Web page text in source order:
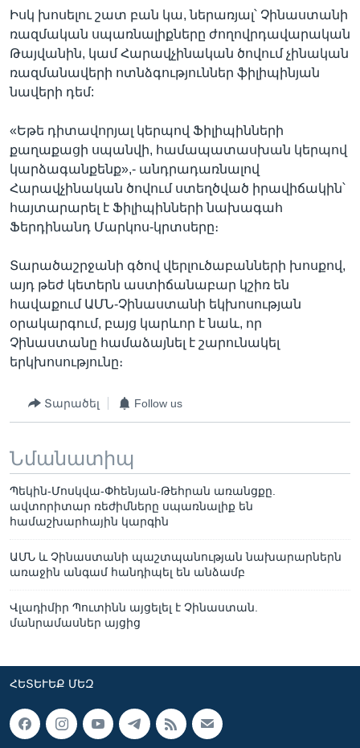
Իսկ խոսելու շատ բան կա, ներառյալ՝ Չինաստանի
ռազմական սպառնալիքները ժողովրդավարական
Թայվանին, կամ Հարավչինական ծովում չինական
ռազմանավերի ոտնձգություններ ֆիլիպինյան
նավերի դեմ:
«Եթե դիտավորյալ կերպով Ֆիլիպինների
քաղաքացի սպանվի, համապատասխան կերպով
կարձագանքենք»,- անդրադառնալով
Հարավչինական ծովում ստեղծված իրավիճակին՝
հայտարարել է Ֆիլիպինների նախագահ
Ֆերդինանդ Մարկոս-կրտսերը։
Տարածաշրջանի գծով վերլուծաբանների խոսքով,
այդ թեժ կետերն աստիճանաբար կշիռ են
հավաքում ԱՄՆ-Չինաստանի եկխոսության
օրակարգում, բայց կարևոր է նաև, որ
Չինաստանը համաձայնել է շարունակել
երկխոսությունը։
Տարածել Follow us
Նմանատիպ
Պեկին-Մոսկվա-Փհենյան-Թեհրան առանցքը.
ավտորիտար ռեժիմները սպառնալիք են
համաշխարհային կարգին
ԱՄՆ և Չինաստանի պաշտպանության նախարարներն
առաջին անգամ հանդիպել են անձամբ
Վլադիմիր Պուտինն այցելել է Չինաստան.
մանրամասներ այցից
ՀԵՏԵՒԵՔ ՄԵԶ